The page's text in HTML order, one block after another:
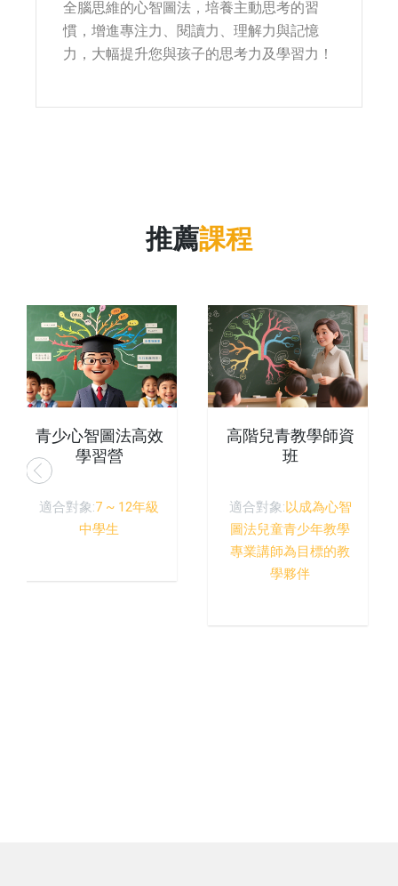
全腦思維的心智圖法，培養主動思考的習
慣，增進專注力、閱讀力、理解力與記憶
力，大幅提升您與孩子的思考力及學習力！
推薦課程
青少心智圖法高效
學習營
適合對象:7 ~ 12年級
中學生
高階兒青教學師資
班
適合對象:以成為心智
圖法兒童青少年教學
專業講師為目標的教
學夥伴